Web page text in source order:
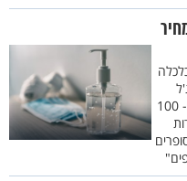
יימכרו במחיר שלא יעלה על 9.90 שקלים ל- 100